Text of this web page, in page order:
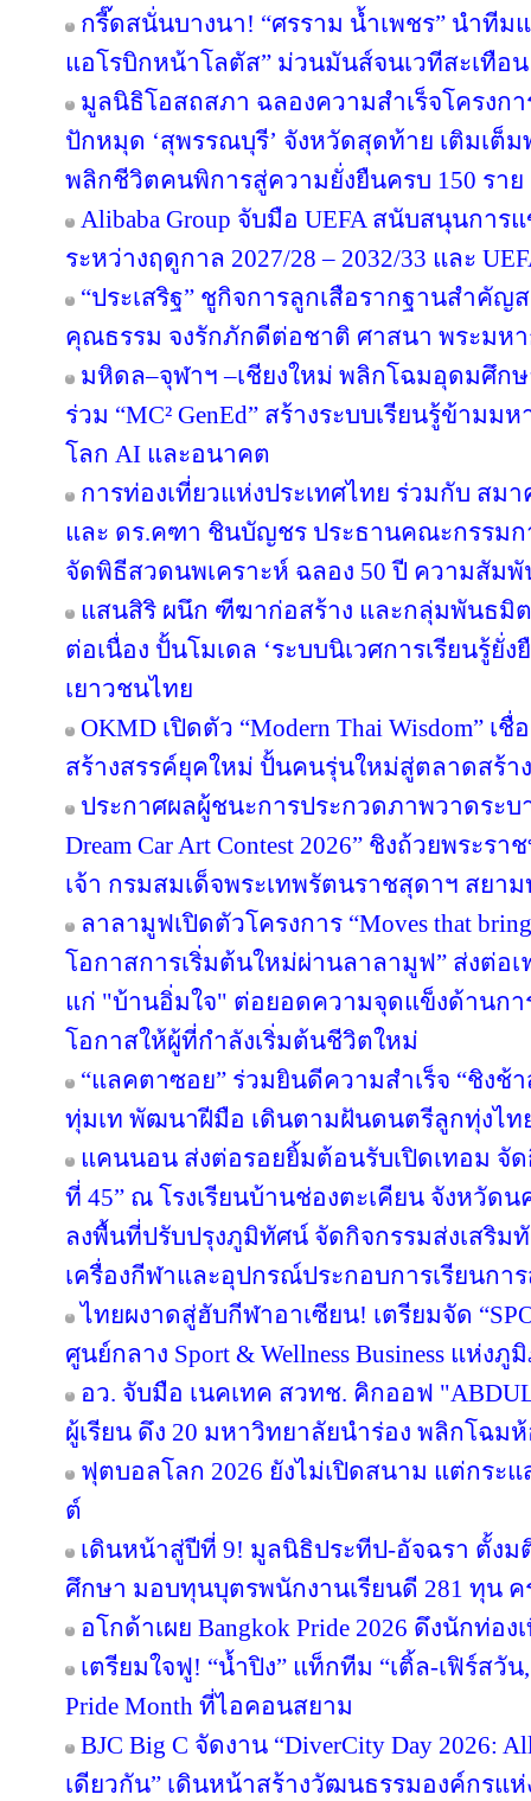
กรี๊ดสนั่นบางนา! “ศรราม น้ำเพชร” นำทีม
แอโรบิกหน้าโลตัส” ม่วนมันส์จนเวทีสะเทือน
มูลนิธิโอสถสภา ฉลองความสำเร็จโครงก
ปักหมุด ‘สุพรรณบุรี’ จังหวัดสุดท้าย เติมเต็
พลิกชีวิตคนพิการสู่ความยั่งยืนครบ 150 ราย
Alibaba Group จับมือ UEFA สนับสนุนกา
ระหว่างฤดูกาล 2027/28 – 2032/33 และ
“ประเสริฐ” ชูกิจการลูกเสือรากฐานสำคัญ
คุณธรรม จงรักภักดีต่อชาติ ศาสนา พระมห
มหิดล–จุฬาฯ –เชียงใหม่ พลิกโฉมอุดมศึก
ร่วม “MC² GenEd” สร้างระบบเรียนรู้ข้าม
โลก AI และอนาคต
การท่องเที่ยวแห่งประเทศไทย ร่วมกับ สม
และ ดร.คฑา ชินบัญชร ประธานคณะกรรมก
จัดพิธีสวดนพเคราะห์ ฉลอง 50 ปี ความสัม
แสนสิริ ผนึก ฑีฆาก่อสร้าง และกลุ่มพันธมิ
ต่อเนื่อง ปั้นโมเดล ‘ระบบนิเวศการเรียนรู้
เยาวชนไทย
OKMD เปิดตัว “Modern Thai Wisdom”
สร้างสรรค์ยุคใหม่ ปั้นคนรุ่นใหม่สู่ตลาดสร้า
ประกาศผลผู้ชนะการประกวดภาพวาดระบ
Dream Car Art Contest 2026” ชิงถ้วยพระ
เจ้า กรมสมเด็จพระเทพรัตนราชสุดาฯ สยา
ลาลามูฟเปิดตัวโครงการ “Moves that
โอกาสการเริ่มต้นใหม่ผ่านลาลามูฟ” ส่งต่อเ
แก่ "บ้านอิ่มใจ" ต่อยอดความจุดแข็งด้านก
โอกาสให้ผู้ที่กำลังเริ่มต้นชีวิตใหม่
“แลคตาซอย” ร่วมยินดีความสำเร็จ “ชิงช้
ทุ่มเท พัฒนาฝีมือ เดินตามฝันดนตรีลูกทุ่งไท
แคนนอน ส่งต่อรอยยิ้มต้อนรับเปิดเทอม จัด
ที่ 45” ณ โรงเรียนบ้านช่องตะเคียน จังหวัด
ลงพื้นที่ปรับปรุงภูมิทัศน์ จัดกิจกรรมส่งเสริม
เครื่องกีฬาและอุปกรณ์ประกอบการเรียนกา
ไทยผงาดสู่ฮับกีฬาอาเซียน! เตรียมจัด
ศูนย์กลาง Sport & Wellness Business แห่งภู
อว. จับมือ เนคเทค สวทช. คิกออฟ
ผู้เรียน ดึง 20 มหาวิทยาลัยนำร่อง พลิกโฉม
ฟุตบอลโลก 2026 ยังไม่เปิดสนาม แต่กระ
ต์
เดินหน้าสู่ปีที่ 9! มูลนิธิประทีป-อัจฉรา ตั้งม
ศึกษา มอบทุนบุตรพนักงานเรียนดี 281 ทุน
อโกด้าเผย Bangkok Pride 2026 ดึงนักท่อ
เตรียมใจฟู! “น้ำปิง” แท็กทีม “เติ้ล-เฟิร์ส
Pride Month ที่ไอคอนสยาม
BJC Big C จัดงาน “DiverCity Day 2026:
เดียวกัน” เดินหน้าสร้างวัฒนธรรมองค์กรแ